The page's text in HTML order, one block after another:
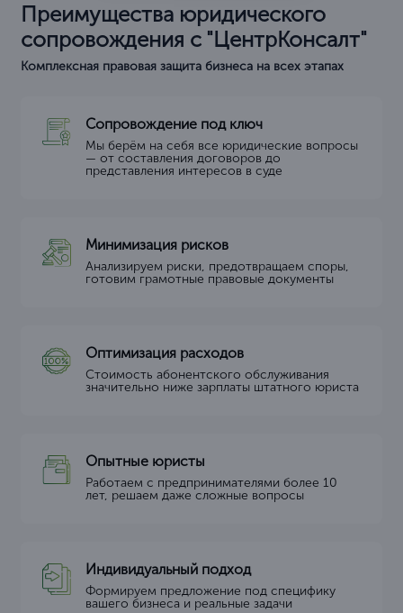
Преимущества юридического
сопровождения с "ЦентрКонсалт"
Комплексная правовая защита бизнеса на всех этапах
Сопровождение под ключ
Мы берём на себя все юридические вопросы
— от составления договоров до
представления интересов в суде
Минимизация рисков
Анализируем риски, предотвращаем споры,
готовим грамотные правовые документы
Оптимизация расходов
Стоимость абонентского обслуживания
значительно ниже зарплаты штатного юриста
Опытные юристы
Работаем с предпринимателями более 10
лет, решаем даже сложные вопросы
Индивидуальный подход
Формируем предложение под специфику
вашего бизнеса и реальные задачи